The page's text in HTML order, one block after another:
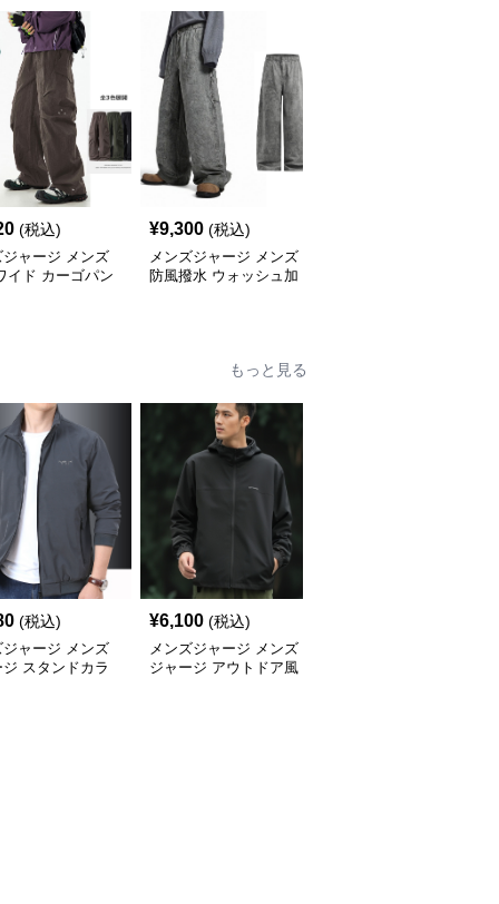
(税込)
ジャージ メンズ
イド カーゴパン
¥9,300 (税込)
メンズジャージ メンズ
防風撥水 ウォッシュ加
もっと見る
(税込)
ジャージ メンズ
ジ スタンドカラ
¥6,100 (税込)
メンズジャージ メンズ
ジャージ アウトドア風